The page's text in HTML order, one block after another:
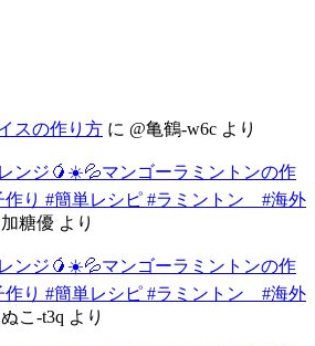
スの作り方 に @亀鶴-w6c より
ンジ🥭☀️💦マンゴーラミントンの作
り #簡単レシピ #ラミントン #海外
糖優 より
ンジ🥭☀️💦マンゴーラミントンの作
り #簡単レシピ #ラミントン #海外
こ-t3q より